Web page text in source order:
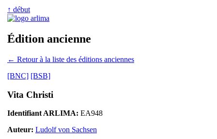
↑ début
Édition ancienne
← Retour à la liste des éditions anciennes
[BNC] [BSB]
Vita Christi
Identifiant ARLIMA: EA948
Auteur: Ludolf von Sachsen